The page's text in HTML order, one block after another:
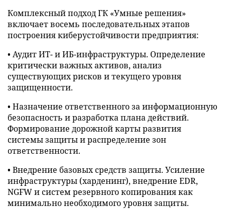
Комплексный подход ГК «Умные решения»
включает восемь последовательных этапов
построения киберустойчивости предприятия:
• Аудит ИТ- и ИБ-инфраструктуры. Определение
критически важных активов, анализ
существующих рисков и текущего уровня
защищенности.
• Назначение ответственного за информационную
безопасность и разработка плана действий.
Формирование дорожной карты развития
системы защиты и распределение зон
ответственности.
• Внедрение базовых средств защиты. Усиление
инфраструктуры (харденинг), внедрение EDR,
NGFW и систем резервного копирования как
минимально необходимого уровня защиты.